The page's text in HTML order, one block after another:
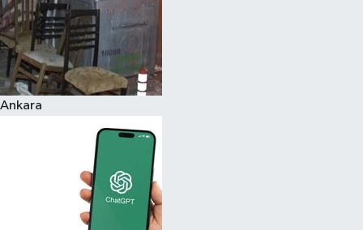
Ankara